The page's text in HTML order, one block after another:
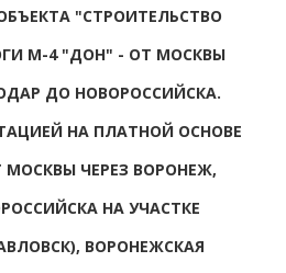
"СТРОИТЕЛЬСТВО
М-4 "ДОН" - ОТ МОСКВЫ
ДО НОВОРОССИЙСКА.
НА ПЛАТНОЙ ОСНОВЕ
ЧЕРЕЗ ВОРОНЕЖ,
НА УЧАСТКЕ
ВОРОНЕЖСКАЯ